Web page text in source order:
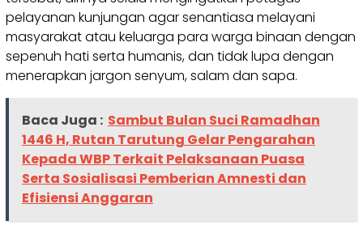
pelayanan kunjungan agar senantiasa melayani
masyarakat atau keluarga para warga binaan dengan
sepenuh hati serta humanis, dan tidak lupa dengan
menerapkan jargon senyum, salam dan sapa.
Baca Juga : Sambut Bulan Suci Ramadhan
1446 H, Rutan Tarutung Gelar Pengarahan
Kepada WBP Terkait Pelaksanaan Puasa
Serta Sosialisasi Pemberian Amnesti dan
Efisiensi Anggaran